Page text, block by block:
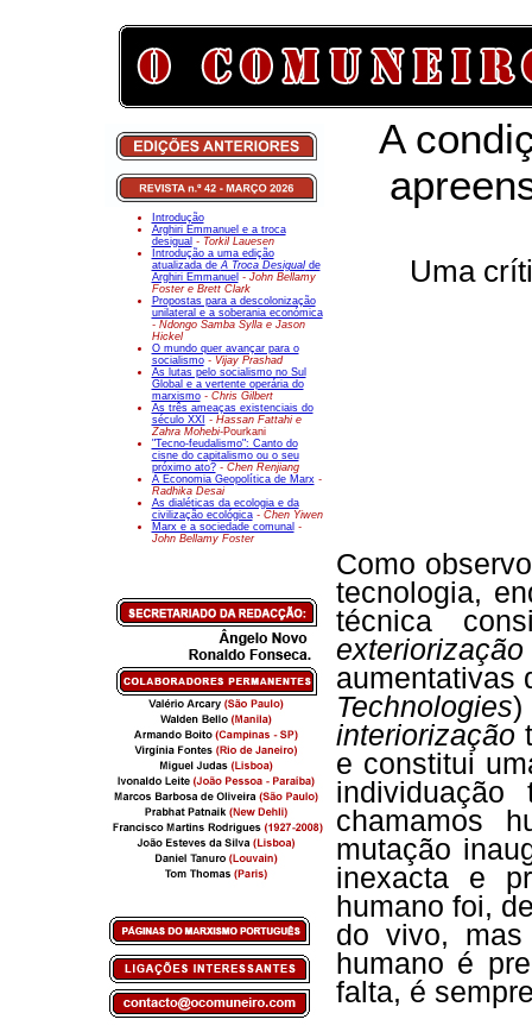
Introdução
Arghiri Emmanuel e a troca
desigual - Torkil Lauesen
Introdução a uma edição
atualizada deA Troca Desigualde
Arghiri Emmanuel - John Bellamy
Foster e Brett Clark
Propostas para a descolonização
unilateral e a soberania económica
- Ndongo Samba Sylla e Jason
Hickel
O mundo quer avançar para o
socialismo- Vijay Prashad
As lutas pelo socialismo no Sul
Global e a vertente operária do
marxismo- Chris Gilbert
As três ameaças existenciais do
século XXI - Hassan Fattahi e
Zahra Mohebi-Pourkani
"Tecno-feudalismo": Canto do
cisne do capitalismo ou o seu
próximo ato? - Chen Renjiang
A Economia Geopolítica de Marx-
Radhika Desai
As dialéticas da ecologia e da
civilização ecológica - Chen Yiwen
Marx e a sociedade comunal -
John Bellamy Foster
A
Uma
Como
tecnologia,
técnica
exteriorização
aumentativas
Technologies)
interiorização
e constitui
chamamos
mutação
inexacta e
humano foi,
do vivo, mas
humano é
falta, é